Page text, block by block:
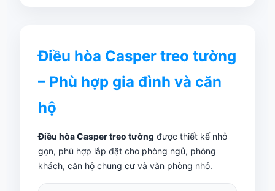
Điều hòa Casper treo tường
– Phù hợp gia đình và căn
hộ
Điều hòa Casper treo tường được thiết kế nhỏ
gọn, phù hợp lắp đặt cho phòng ngủ, phòng
khách, căn hộ chung cư và văn phòng nhỏ.